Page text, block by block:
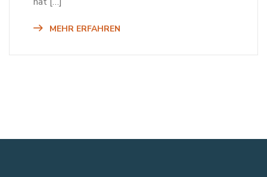
MEHR ERFAHREN